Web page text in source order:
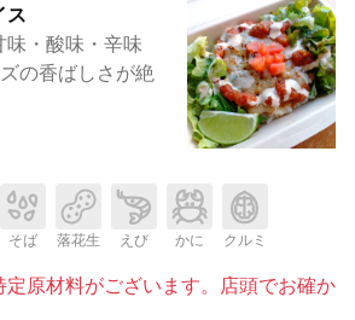
ス
・酸味・辛味
の香ばしさが絶
そば 落花生 えび かに クルミ
原材料がございます。店頭でお確か